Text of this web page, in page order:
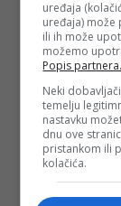
uređaja
uređaja)
ili ih može
možemo
Popis partnera.
Neki
temelju
nastavku
dnu ove
pristankom ili
kolačića.